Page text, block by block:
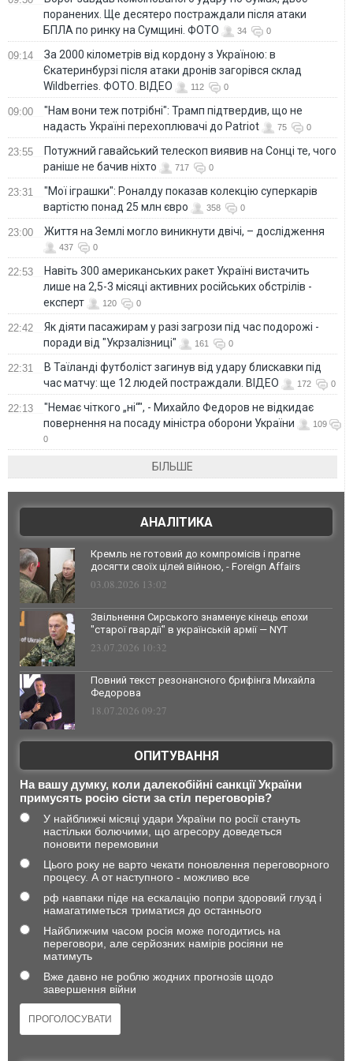
поранених. Ще десятеро постраждали після атаки
БПЛА по ринку на Сумщині. ФОТО
34 0
09:14
За 2000 кілометрів від кордону з Україною: в
Єкатеринбурзі після атаки дронів загорівся склад
Wildberries. ФОТО. ВІДЕО
112 0
09:00
"Нам вони теж потрібні": Трамп підтвердив, що не
надасть Україні перехоплювачі до Patriot
75 0
23:55
Потужний гавайський телескоп виявив на Сонці те, чого
раніше не бачив ніхто
717 0
23:31
"Мої іграшки": Роналду показав колекцію суперкарів
вартістю понад 25 млн євро
358 0
23:00 Життя на Землі могло виникнути двічі, – дослідження
437 0
22:53
Навіть 300 американських ракет Україні вистачить
лише на 2,5-3 місяці активних російських обстрілів -
експерт
120 0
22:42
Як діяти пасажирам у разі загрози під час подорожі -
поради від "Укрзалізниці"
161 0
22:31
В Таїланді футболіст загинув від удару блискавки під
час матчу: ще 12 людей постраждали. ВІДЕО
172 0
22:13
"Немає чіткого „ні“", - Михайло Федоров не відкидає
повернення на посаду міністра оборони України
109
0
БІЛЬШЕ
АНАЛІТИКА
Кремль не готовий до компромісів і прагне
досягти своїх цілей війною, - Foreign Affairs
03.08.2026 13:02
Звільнення Сирського знаменує кінець епохи
"старої гвардії" в українській армії — NYT
23.07.2026 10:32
Повний текст резонансного брифінга Михайла
Федорова
18.07.2026 09:27
ОПИТУВАННЯ
На вашу думку, коли далекобійні санкції України
примусять росію сісти за стіл переговорів?
У найближчі місяці удари України по росії стануть
настільки болючими, що агресору доведеться
поновити перемовини
Цього року не варто чекати поновлення переговорного
процесу. А от наступного - можливо все
рф навпаки піде на ескалацію попри здоровий глузд і
намагатиметься триматися до останнього
Найближчим часом росія може погодитись на
переговори, але серйозних намірів росіяни не
матимуть
Вже давно не роблю жодних прогнозів щодо
завершення війни